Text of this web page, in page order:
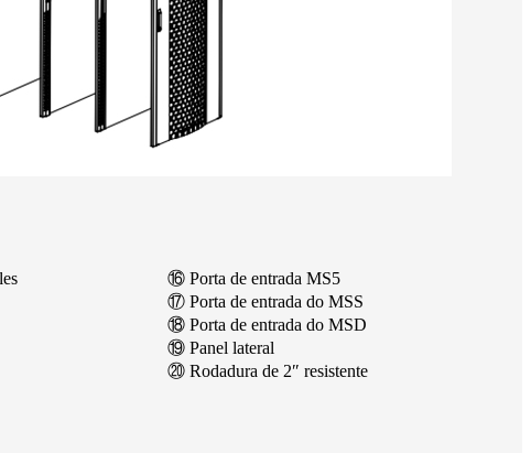
⑯ Porta de entrada MS5
⑰ Porta de entrada do MSS
⑱ Porta de entrada do MSD
⑲ Panel lateral
⑳ Rodadura de 2″ resistente